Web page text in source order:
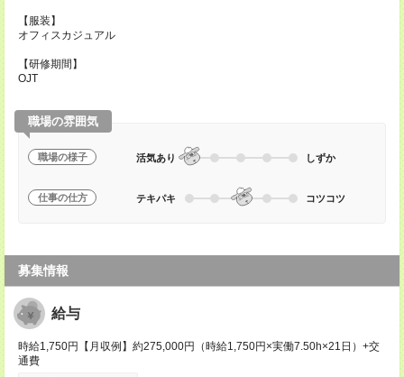
【服装】
オフィスカジュアル
【研修期間】
OJT
職場の雰囲気
職場の様子 活気あり しずか
仕事の仕方 テキパキ コツコツ
募集情報
給与
時給1,750円【月収例】約275,000円（時給1,750円×実働7.50h×21日）+交
通費